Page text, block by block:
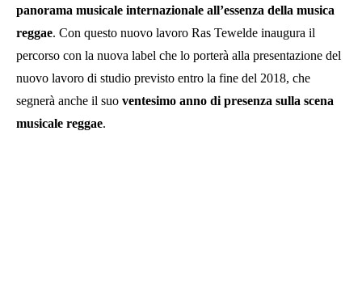
panorama musicale internazionale all’essenza della musica
reggae. Con questo nuovo lavoro Ras Tewelde inaugura il
percorso con la nuova label che lo porterà alla presentazione del
nuovo lavoro di studio previsto entro la fine del 2018, che
segnerà anche il suo ventesimo anno di presenza sulla scena
musicale reggae.